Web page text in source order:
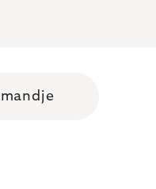
Shopping cart